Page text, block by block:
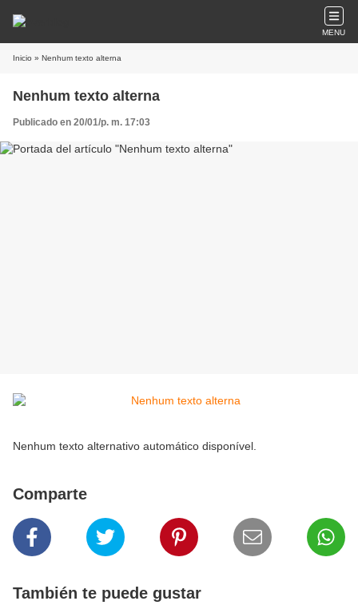
MENU
Inicio » Nenhum texto alterna
Nenhum texto alterna
Publicado en 20/01/p. m. 17:03
Nenhum texto alternativo automático disponível.
Comparte
También te puede gustar